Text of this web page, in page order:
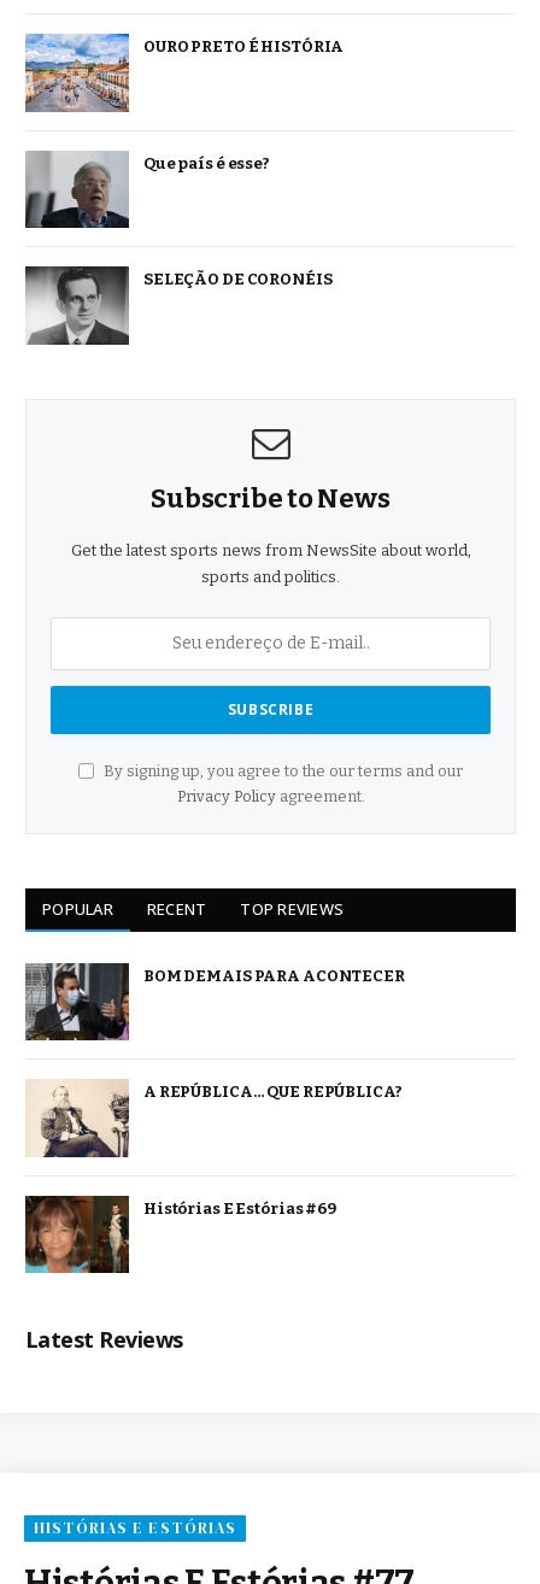
OURO PRETO É HISTÓRIA
Que país é esse?
SELEÇÃO DE CORONÉIS
Subscribe to News
Get the latest sports news from NewsSite about world,
sports and politics.
By signing up, you agree to the our terms and our
Privacy Policyagreement.
POPULAR RECENT TOP REVIEWS
BOM DEMAIS PARA ACONTECER
A REPÚBLICA… QUE REPÚBLICA?
Histórias E Estórias #69
Latest Reviews
HISTÓRIAS E ESTÓRIAS